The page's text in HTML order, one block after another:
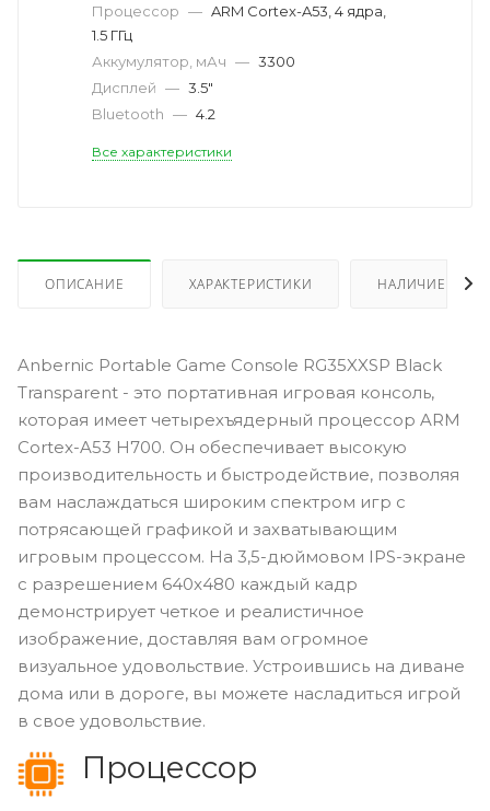
Процессор — ARM Cortex-A53, 4 ядра,
1.5 ГГц
Аккумулятор, мАч — 3300
Дисплей — 3.5"
Bluetooth — 4.2
Все характеристики
ОПИСАНИЕ ХАРАКТЕРИСТИКИ НАЛИЧИЕ
Anbernic Portable Game Console RG35XXSP Black
Transparent - это портативная игровая консоль,
которая имеет четырехъядерный процессор ARM
Cortex-A53 H700. Он обеспечивает высокую
производительность и быстродействие, позволяя
вам наслаждаться широким спектром игр с
потрясающей графикой и захватывающим
игровым процессом. На 3,5-дюймовом IPS-экране
с разрешением 640x480 каждый кадр
демонстрирует четкое и реалистичное
изображение, доставляя вам огромное
визуальное удовольствие. Устроившись на диване
дома или в дороге, вы можете насладиться игрой
в свое удовольствие.
Процессор